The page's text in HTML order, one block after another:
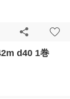
d40 1巻